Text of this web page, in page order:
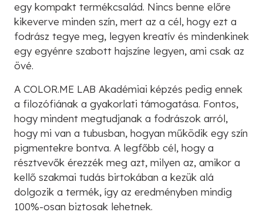
egy kompakt termékcsalád. Nincs benne előre
kikeverve minden szín, mert az a cél, hogy ezt a
fodrász tegye meg, legyen kreatív és mindenkinek
egy egyénre szabott hajszíne legyen, ami csak az
övé.
A COLOR.ME LAB Akadémiai képzés pedig ennek
a filozófiának a gyakorlati támogatása. Fontos,
hogy mindent megtudjanak a fodrászok arról,
hogy mi van a tubusban, hogyan működik egy szín
pigmentekre bontva. A legfőbb cél, hogy a
résztvevők érezzék meg azt, milyen az, amikor a
kellő szakmai tudás birtokában a kezük alá
dolgozik a termék, így az eredményben mindig
100%-osan biztosak lehetnek.